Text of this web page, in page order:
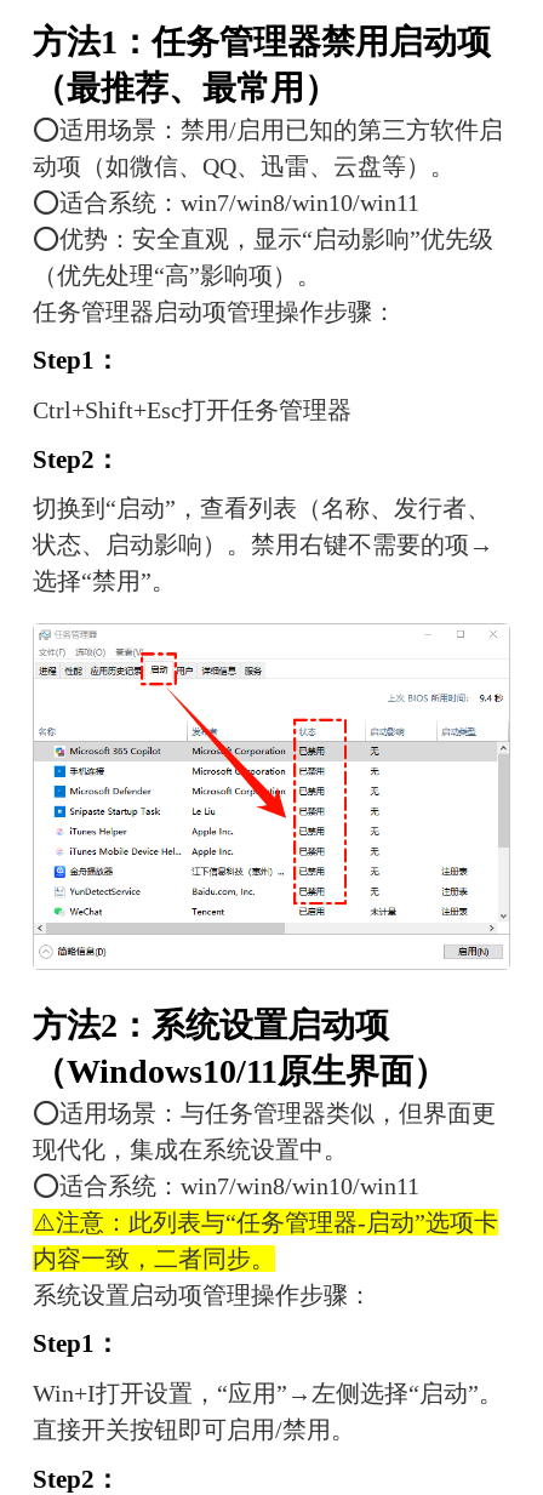
方法1：任务管理器禁用启动项
（最推荐、最常用）
⭕适用场景：禁用/启用已知的第三方软件启
动项（如微信、QQ、迅雷、云盘等）。
⭕适合系统：win7/win8/win10/win11
⭕优势：安全直观，显示“启动影响”优先级
（优先处理“高”影响项）。
任务管理器启动项管理操作步骤：
Step1：
Ctrl+Shift+Esc打开任务管理器
Step2：
切换到“启动”，查看列表（名称、发行者、
状态、启动影响）。禁用右键不需要的项→
选择“禁用”。
方法2：系统设置启动项
（Windows10/11原生界面）
⭕适用场景：与任务管理器类似，但界面更
现代化，集成在系统设置中。
⭕适合系统：win7/win8/win10/win11
⚠️注意：此列表与“任务管理器-启动”选项卡
内容一致，二者同步。
系统设置启动项管理操作步骤：
Step1：
Win+I打开设置，“应用”→左侧选择“启动”。
直接开关按钮即可启用/禁用。
Step2：